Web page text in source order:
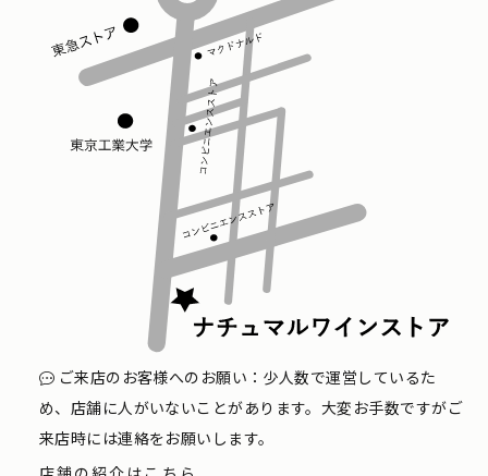
ご来店のお客様へのお願い：少人数で運営しているた
め、店舗に人がいないことがあります。大変お手数ですがご
来店時には連絡をお願いします。